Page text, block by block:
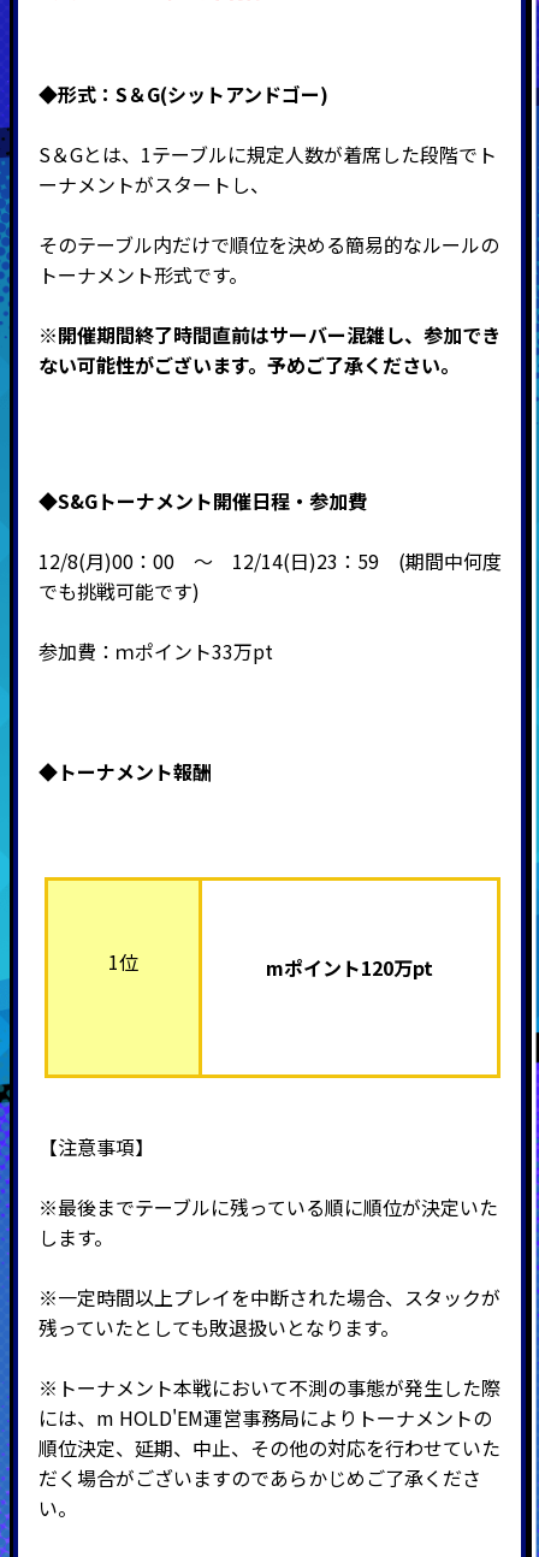
◆形式：S＆G(シットアンドゴー)
S＆Gとは、1テーブルに規定人数が着席した段階でト
ーナメントがスタートし、
そのテーブル内だけで順位を決める簡易的なルールの
トーナメント形式です。
※開催期間終了時間直前はサーバー混雑し、参加でき
ない可能性がございます。予めご了承ください。
◆S&Gトーナメント開催日程・参加費
12/8(月)00：00 ～ 12/14(日)23：59 (期間中何度
でも挑戦可能です)
参加費：ｍポイント33万pt
◆トーナメント報酬
1位 mポイント120万pt
【注意事項】
※最後までテーブルに残っている順に順位が決定いた
します。
※一定時間以上プレイを中断された場合、スタックが
残っていたとしても敗退扱いとなります。
※トーナメント本戦において不測の事態が発生した際
には、m HOLD'EM運営事務局によりトーナメントの
順位決定、延期、中止、その他の対応を行わせていた
だく場合がございますのであらかじめご了承くださ
い。